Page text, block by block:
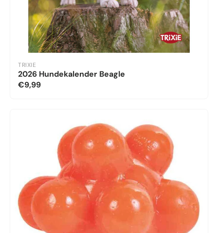
TRIXIE
2026 Hundekalender Beagle
€9,99